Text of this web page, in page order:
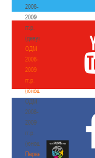
2008-
2009
гг.р.
(девушки)
ОДМ
2008-
2009
гг.р.
(юноши)
ОДМ
2008-
2009
гг.р.
(юноши)
Первенство